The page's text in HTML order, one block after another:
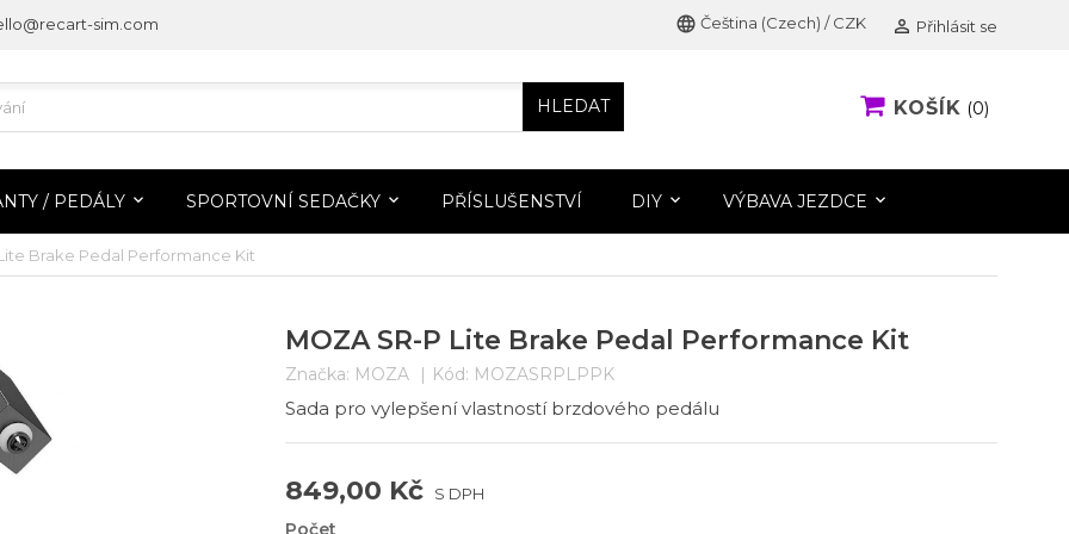
sim.com language Čeština (Czech) / CZK  Přihlásit se
HLEDAT KOŠÍK 0
/ PEDÁLY SPORTOVNÍ SEDAČKY PŘÍSLUŠENSTVÍ DIY VÝBAVA JEZDCE
Brake Pedal Performance Kit
MOZA SR-P Lite Brake Pedal Performance Kit
Značka: MOZA Kód: MOZASRPLPPK
Sada pro vylepšení vlastností brzdového pedálu
849,00 Kč S DPH
Počet